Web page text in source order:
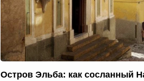
Остров Эльба: как сосланный